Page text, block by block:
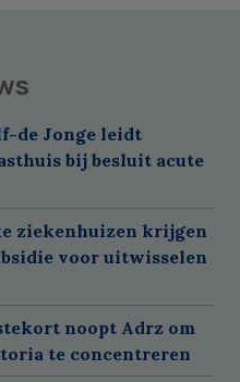
de Jonge leidt
bij besluit acute
ziekenhuizen krijgen
voor uitwisselen
noopt Adrz om
te concentreren